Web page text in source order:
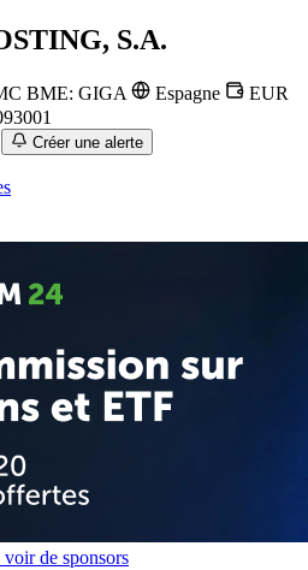
S.A.
BME: GIGA Espagne
EUR
Créer une alerte
de sponsors